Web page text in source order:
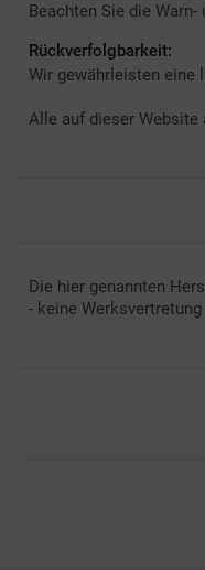
Beachten Sie die
Rückverfolgbarkeit:
Wir gewährleisten eine
Alle auf dieser Website
Die hier genannten
- keine Werksvertretung